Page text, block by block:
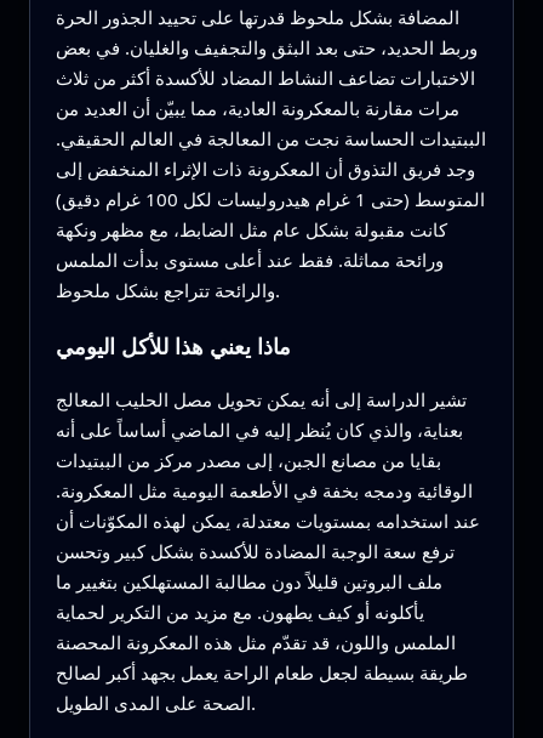
المضافة بشكل ملحوظ قدرتها على تحييد الجذور الحرة
وربط الحديد، حتى بعد البثق والتجفيف والغليان. في بعض
الاختبارات تضاعف النشاط المضاد للأكسدة أكثر من ثلاث
مرات مقارنة بالمعكرونة العادية، مما يبيّن أن العديد من
الببتيدات الحساسة نجت من المعالجة في العالم الحقيقي.
وجد فريق التذوق أن المعكرونة ذات الإثراء المنخفض إلى
المتوسط (حتى 1 غرام هيدروليسات لكل 100 غرام دقيق)
كانت مقبولة بشكل عام مثل الضابط، مع مظهر ونكهة
ورائحة مماثلة. فقط عند أعلى مستوى بدأت الملمس
والرائحة تتراجع بشكل ملحوظ.
ماذا يعني هذا للأكل اليومي
تشير الدراسة إلى أنه يمكن تحويل مصل الحليب المعالج
بعناية، والذي كان يُنظر إليه في الماضي أساساً على أنه
بقايا من مصانع الجبن، إلى مصدر مركز من الببتيدات
الوقائية ودمجه بخفة في الأطعمة اليومية مثل المعكرونة.
عند استخدامه بمستويات معتدلة، يمكن لهذه المكوّنات أن
ترفع سعة الوجبة المضادة للأكسدة بشكل كبير وتحسن
ملف البروتين قليلاً دون مطالبة المستهلكين بتغيير ما
يأكلونه أو كيف يطهون. مع مزيد من التكرير لحماية
الملمس واللون، قد تقدّم مثل هذه المعكرونة المحصنة
طريقة بسيطة لجعل طعام الراحة يعمل بجهد أكبر لصالح
الصحة على المدى الطويل.